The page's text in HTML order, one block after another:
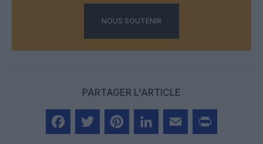
NOUS SOUTENIR
PARTAGER L'ARTICLE